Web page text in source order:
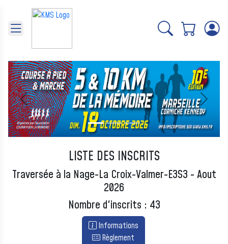
Précédent Suivant
LISTE DES INSCRITS
Traversée à la Nage-La Croix-Valmer-E3S3 - Aout
2026
Nombre d'inscrits : 43
Informations
Règlement
Panneau de gestion des cookies